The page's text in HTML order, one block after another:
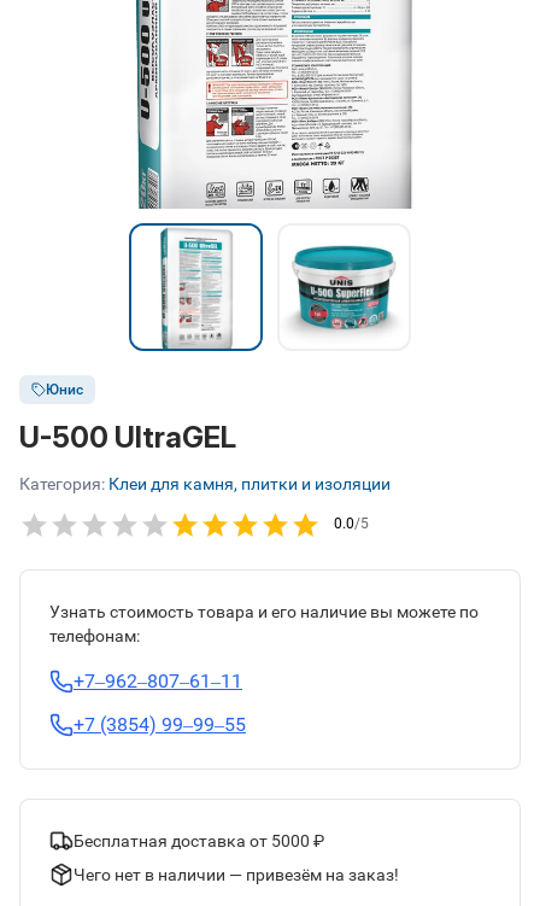
Юнис
U-500 UltraGEL
Категория: Клеи для камня, плитки и изоляции
0.0/5
Узнать стоимость товара и его наличие вы можете по
телефонам:
+7‒962‒807‒61‒11
+7 (3854) 99‒99‒55
Бесплатная доставка от 5000 ₽
Чего нет в наличии — привезём на заказ!